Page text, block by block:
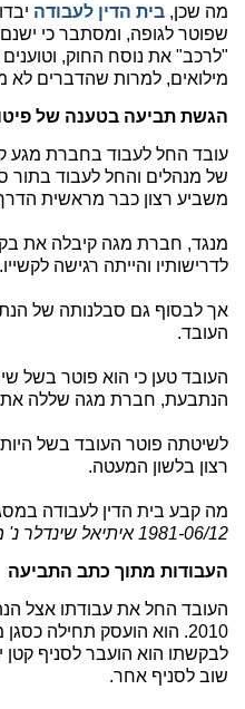
מה שכן, בית הדין לעבודה
שפוטר לגופה, ומסתבר כי
"לרכב" את נוסח החוק,
מילואים, למרות שהדברים לא
הגשת תביעה בטענה של
עובד החל לעבוד בחברת מגע
של מנהלים והחל לעבוד בתור
משביע רצון כבר מראשית
מנגד, חברת מגה קיבלה את
לדרישותיו והייתה רגישה לקשייו.
אך לבסוף גם סבלנותה של
העובד.
העובד טען כי הוא פוטר בשל
הנתבעת, חברת מגה שללה את
לשיטתה פוטר העובד בשל
רצון בלשון המעטה.
מה קבע בית הדין לעבודה
1981-06/12 איתיאל שינדלר נ' מגה קמעונאות בע"מ
העבודות מתוך כתב התביעה
העובד החל את עבודתו אצל
2010. הוא הועסק תחילה
לבקשתו הוא הועבר לסניף
שוב לסניף אחר.